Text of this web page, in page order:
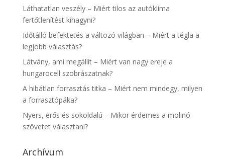
Láthatatlan veszély – Miért tilos az autóklíma
fertőtlenítést kihagyni?
Időtálló befektetés a változó világban – Miért a tégla a
legjobb választás?
Látvány, ami megállít – Miért van nagy ereje a
hungarocell szobrászatnak?
A hibátlan forrasztás titka – Miért nem mindegy, milyen
a forrasztópáka?
Nyers, erős és sokoldalú – Mikor érdemes a molinó
szövetet választani?
Archívum